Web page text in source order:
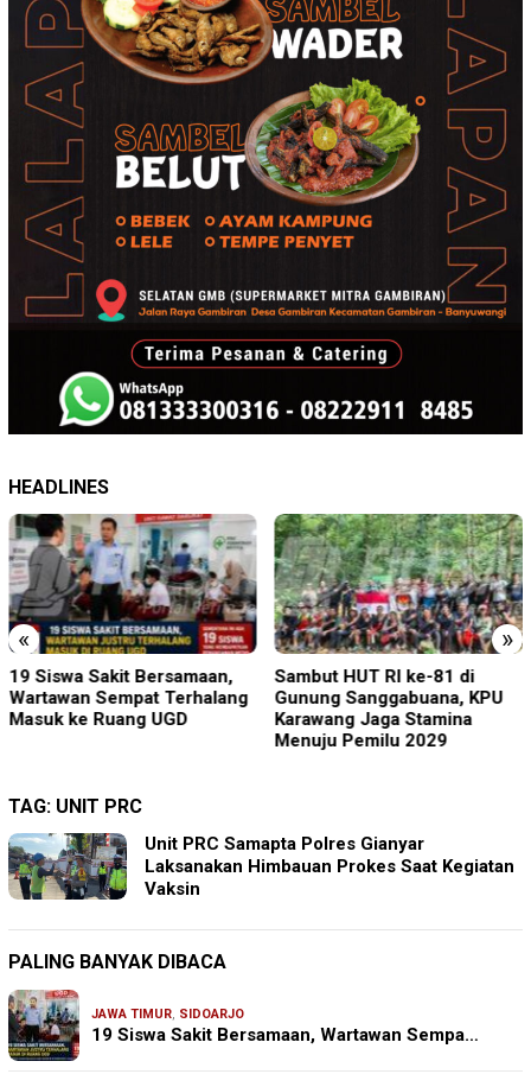
HEADLINES
« »
Sambut HUT RI ke-81 di
Gunung Sanggabuana, KPU
Karawang Jaga Stamina
Perkenalkan Diri Lewat Safari
Jumat, Kapolres Lumajang
Ajak Warga Jaga Kamtibmas
TAG: UNIT PRC
Unit PRC Samapta Polres Gianyar
Laksanakan Himbauan Prokes Saat Kegiatan
Vaksin
PALING BANYAK DIBACA
JAWA TIMUR, SIDOARJO
19 Siswa Sakit Bersamaan, Wartawan Sempa…